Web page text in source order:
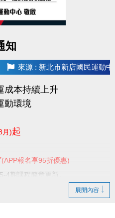
知
來源 : 新北市新店國民運動中
成本持續上升
動環境
月)起
(APP報名享95折優惠)
4期課程簡章更新。
展開內容